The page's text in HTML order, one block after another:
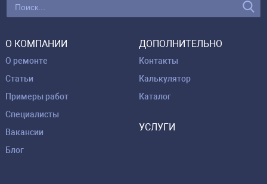
О КОМПАНИИ
О ремонте
Статьи
Примеры работ
Специалисты
Вакансии
Блог
УСЛУГИ
ДОПОЛНИТЕЛЬНО
Контакты
Калькулятор
Каталог